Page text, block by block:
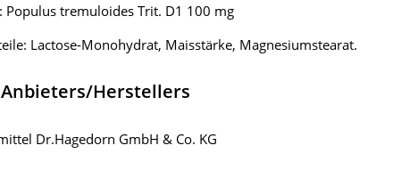
Populus tremuloides Trit. D1 100 mg
Lactose-Monohydrat, Maisstärke, Magnesiumstearat.
Herstellers
Dr.Hagedorn GmbH & Co. KG